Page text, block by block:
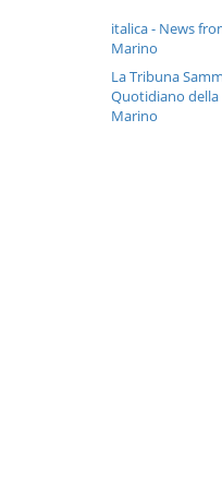
italica - News
Marino
La Tribuna
Quotidiano della
Marino